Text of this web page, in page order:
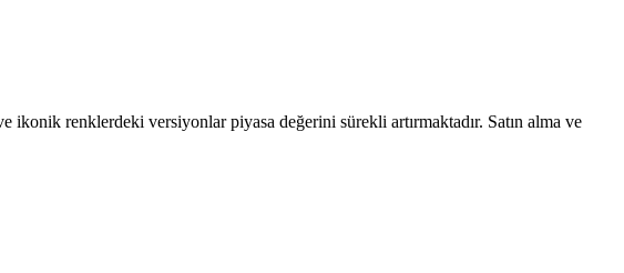
renklerdeki versiyonlar piyasa değerini sürekli artırmaktadır. Satın alma ve